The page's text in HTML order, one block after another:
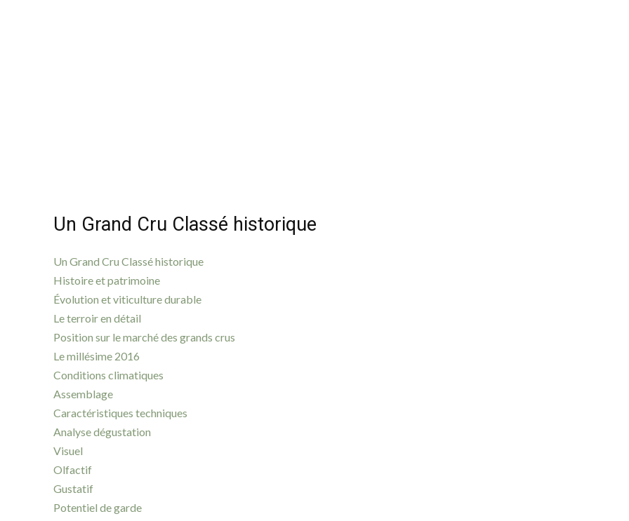
Un Grand Cru Classé historique
Un Grand Cru Classé historique
Histoire et patrimoine
Évolution et viticulture durable
Le terroir en détail
Position sur le marché des grands crus
Le millésime 2016
Conditions climatiques
Assemblage
Caractéristiques techniques
Analyse dégustation
Visuel
Olfactif
Gustatif
Potentiel de garde